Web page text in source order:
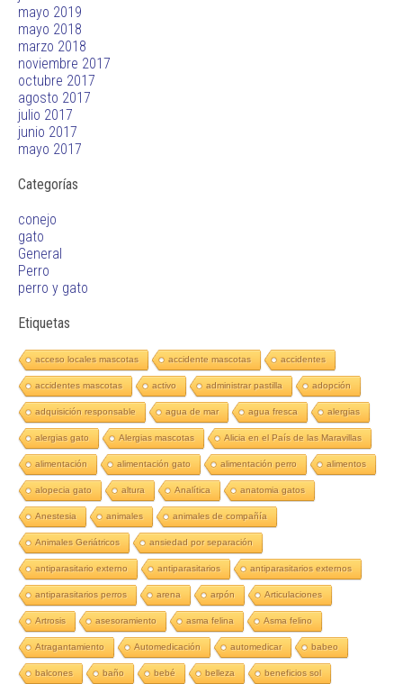
mayo 2019
mayo 2018
marzo 2018
noviembre 2017
octubre 2017
agosto 2017
julio 2017
junio 2017
mayo 2017
Categorías
conejo
gato
General
Perro
perro y gato
Etiquetas
acceso locales mascotas accidente mascotas accidentes
accidentes mascotas activo administrar pastilla adopción
adquisición responsable agua de mar agua fresca alergias
alergias gato Alergias mascotas Alicia en el País de las Maravillas
alimentación alimentación gato alimentación perro alimentos
alopecia gato altura Analítica anatomia gatos
Anestesia animales animales de compañía
Animales Geriátricos ansiedad por separación
antiparasitario externo antiparasitarios antiparasitarios externos
antiparasitarios perros arena arpón Articulaciones
Artrosis asesoramiento asma felina Asma felino
Atragantamiento Automedicación automedicar babeo
balcones baño bebé belleza beneficios sol